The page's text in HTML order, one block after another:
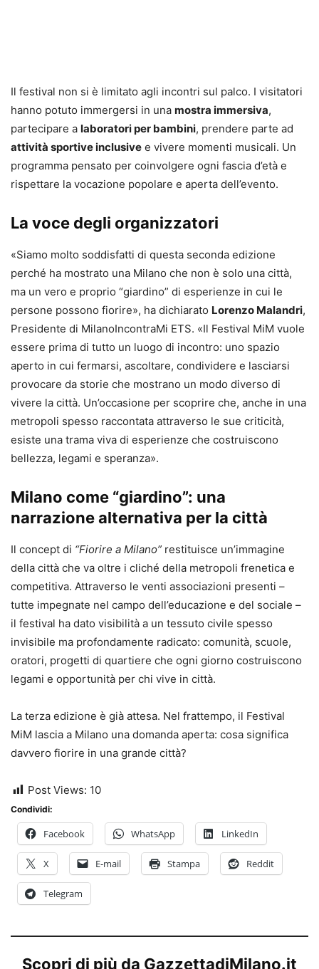
Il festival non si è limitato agli incontri sul palco. I visitatori
hanno potuto immergersi in una mostra immersiva,
partecipare a laboratori per bambini, prendere parte ad
attività sportive inclusive e vivere momenti musicali. Un
programma pensato per coinvolgere ogni fascia d’età e
rispettare la vocazione popolare e aperta dell’evento.
La voce degli organizzatori
«Siamo molto soddisfatti di questa seconda edizione
perché ha mostrato una Milano che non è solo una città,
ma un vero e proprio “giardino” di esperienze in cui le
persone possono fiorire», ha dichiarato Lorenzo Malandri,
Presidente di MilanoIncontraMi ETS. «Il Festival MiM vuole
essere prima di tutto un luogo di incontro: uno spazio
aperto in cui fermarsi, ascoltare, condividere e lasciarsi
provocare da storie che mostrano un modo diverso di
vivere la città. Un’occasione per scoprire che, anche in una
metropoli spesso raccontata attraverso le sue criticità,
esiste una trama viva di esperienze che costruiscono
bellezza, legami e speranza».
Milano come “giardino”: una
narrazione alternativa per la città
Il concept di “Fiorire a Milano” restituisce un’immagine
della città che va oltre i cliché della metropoli frenetica e
competitiva. Attraverso le venti associazioni presenti –
tutte impegnate nel campo dell’educazione e del sociale –
il festival ha dato visibilità a un tessuto civile spesso
invisibile ma profondamente radicato: comunità, scuole,
oratori, progetti di quartiere che ogni giorno costruiscono
legami e opportunità per chi vive in città.
La terza edizione è già attesa. Nel frattempo, il Festival
MiM lascia a Milano una domanda aperta: cosa significa
davvero fiorire in una grande città?
Post Views: 10
Condividi:
Facebook WhatsApp LinkedIn
X E-mail Stampa Reddit
Telegram
Scopri di più da GazzettadiMilano.it